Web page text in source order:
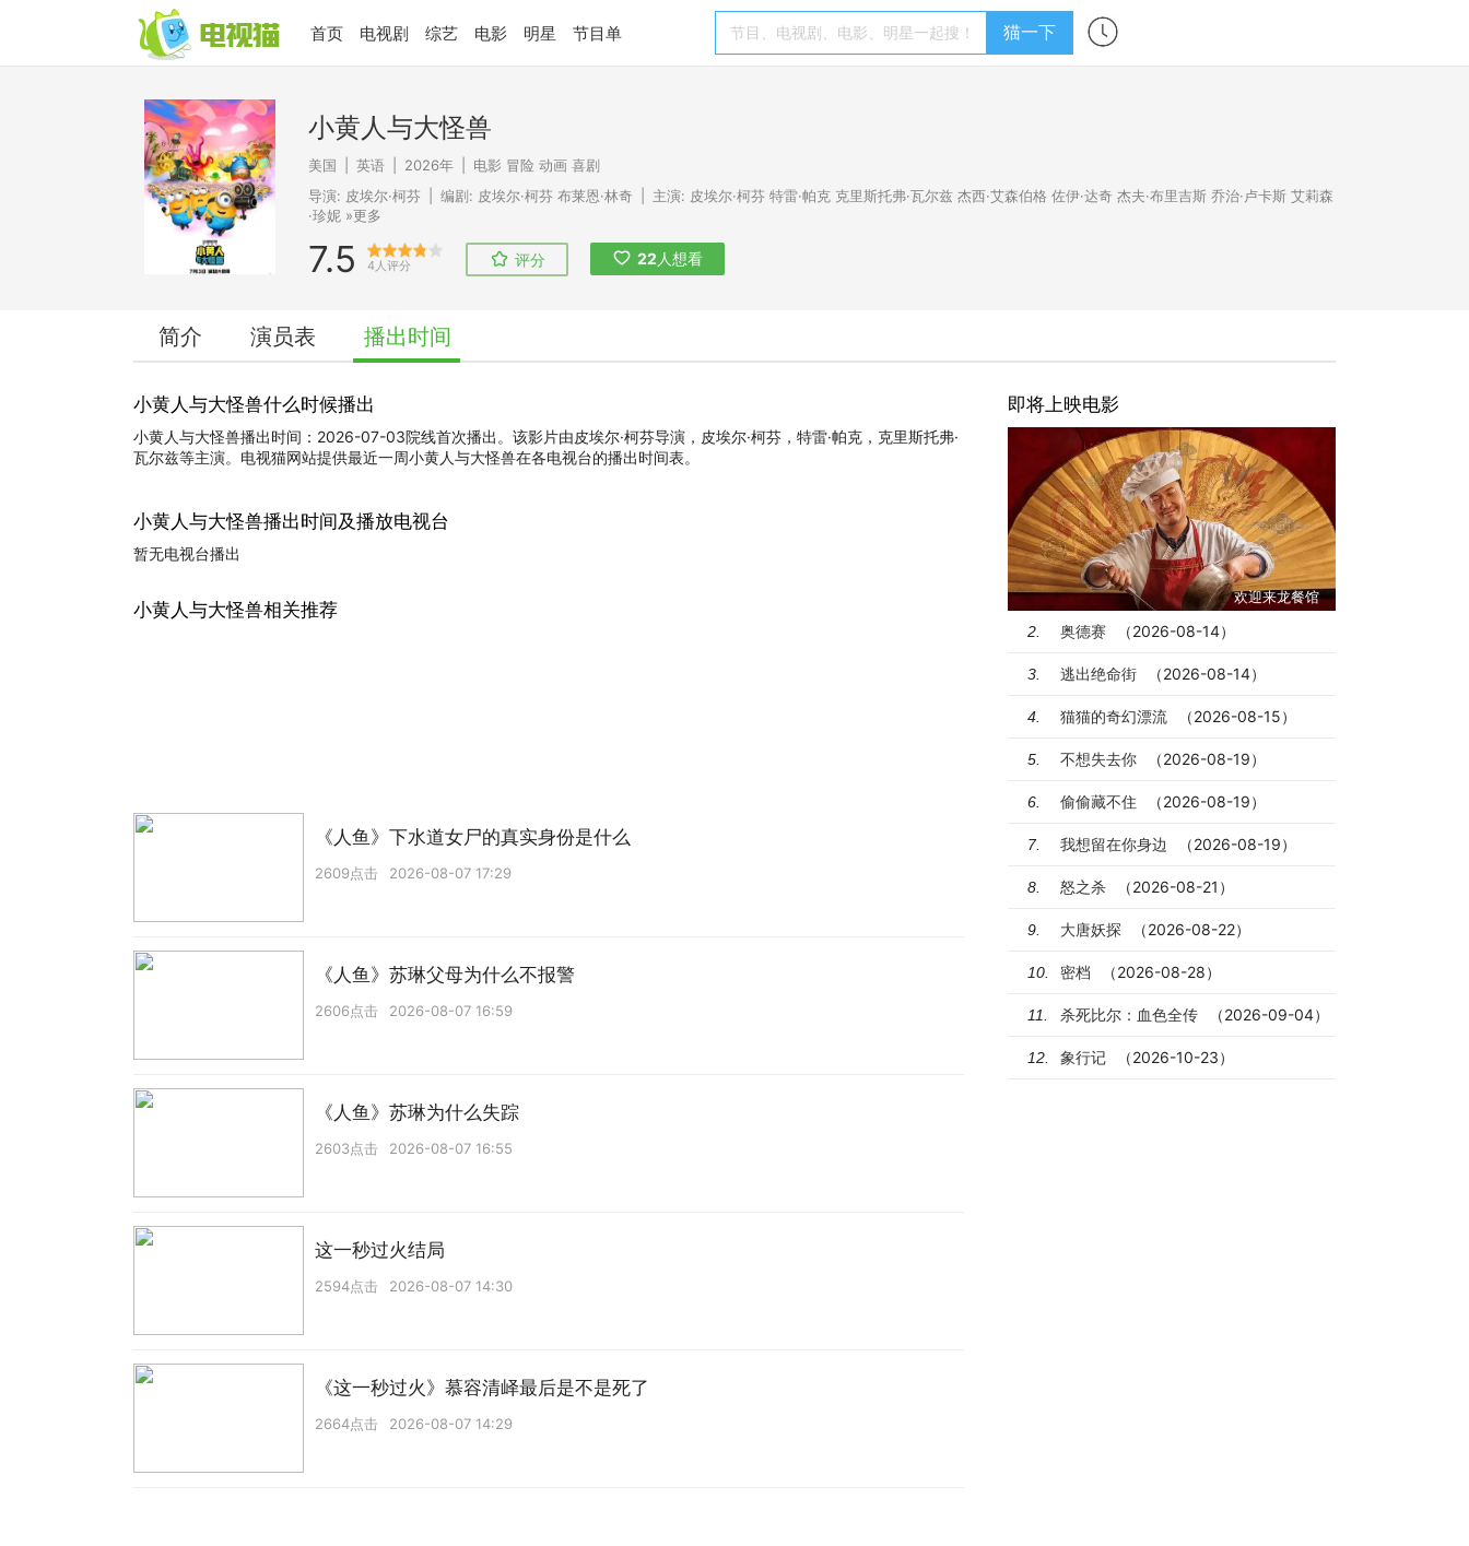
首页 电视剧 综艺 电影 明星 节目单 猫一下
小黄人与大怪兽
美国 英语 2026年 电影 冒险 动画 喜剧
导演: 皮埃尔·柯芬 编剧: 皮埃尔·柯芬 布莱恩·林奇 主演: 皮埃尔·柯芬 特雷·帕克 克里斯托弗·瓦尔兹 杰西·艾森伯格 佐伊·达奇 杰夫·布里吉斯 乔治·卢卡斯 艾莉森
·珍妮 »更多
7.5 4人评分 评分 22 人想看
简介 演员表 播出时间
小黄人与大怪兽什么时候播出
小黄人与大怪兽播出时间：2026-07-03院线首次播出。该影片由皮埃尔·柯芬导演，皮埃尔·柯芬，特雷·帕克，克里斯托弗·
瓦尔兹等主演。电视猫网站提供最近一周小黄人与大怪兽在各电视台的播出时间表。
小黄人与大怪兽播出时间及播放电视台
暂无电视台播出
小黄人与大怪兽相关推荐
《人鱼》下水道女尸的真实身份是什么
2609点击 2026-08-07 17:29
《人鱼》苏琳父母为什么不报警
2606点击 2026-08-07 16:59
《人鱼》苏琳为什么失踪
2603点击 2026-08-07 16:55
这一秒过火结局
2594点击 2026-08-07 14:30
《这一秒过火》慕容清峄最后是不是死了
2664点击 2026-08-07 14:29
即将上映电影
欢迎来龙餐馆
2.
奥德赛 （2026-08-14）
3. 逃出绝命街 （2026-08-14）
4. 猫猫的奇幻漂流 （2026-08-15）
5. 不想失去你 （2026-08-19）
6. 偷偷藏不住 （2026-08-19）
7. 我想留在你身边 （2026-08-19）
8. 怒之杀 （2026-08-21）
9. 大唐妖探 （2026-08-22）
10. 密档 （2026-08-28）
11. 杀死比尔：血色全传 （2026-09-04）
12. 象行记 （2026-10-23）